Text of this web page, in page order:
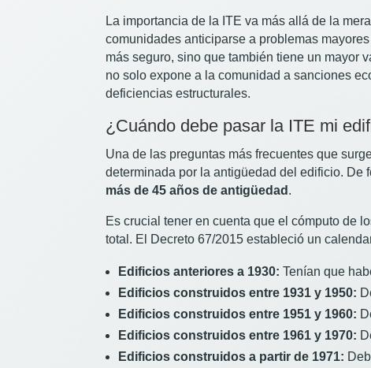
La importancia de la ITE va más allá de la
comunidades anticiparse a problemas
más seguro, sino que también tiene un mayor
no solo expone a la comunidad a sanciones
deficiencias estructurales.
¿Cuándo debe pasar la ITE mi
Una de las preguntas más frecuentes que
determinada por la antigüedad del edificio.
más de 45 años de antigüedad .
Es crucial tener en cuenta que el cómputo de
total. El Decreto 67/2015 estableció un
Edificios anteriores a 1930: Tenían que
Edificios construidos entre 1931 y 1950:
Edificios construidos entre 1951 y 1960:
Edificios construidos entre 1961 y 1970:
Edificios construidos a partir de 1971: